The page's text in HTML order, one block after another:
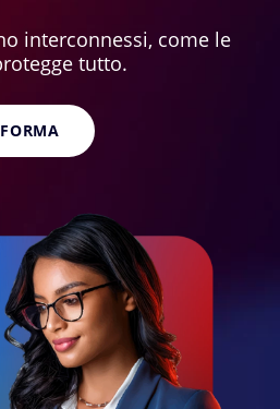
interconnessi, come le
tutto.